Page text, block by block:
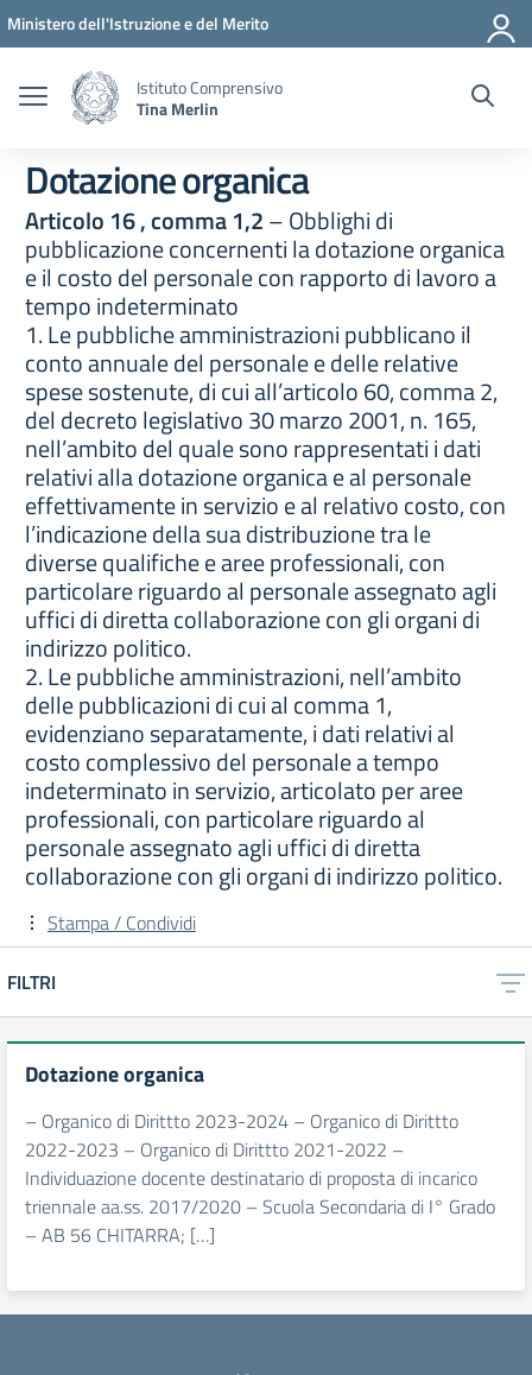
Vai ai contenuti
Vai al menu di navigazione
Vai al footer
Ministero dell'Istruzione e del Merito
Istituto Comprensivo
Tina Merlin
Dotazione organica
Articolo 16 , comma 1,2– Obblighi di
pubblicazione concernenti la dotazione organica
e il costo del personale con rapporto di lavoro a
tempo indeterminato
1. Le pubbliche amministrazioni pubblicano il
conto annuale del personale e delle relative
spese sostenute, di cui all’articolo 60, comma 2,
del decreto legislativo 30 marzo 2001, n. 165,
nell’ambito del quale sono rappresentati i dati
relativi alla dotazione organica e al personale
effettivamente in servizio e al relativo costo, con
l’indicazione della sua distribuzione tra le
diverse qualifiche e aree professionali, con
particolare riguardo al personale assegnato agli
uffici di diretta collaborazione con gli organi di
indirizzo politico.
2. Le pubbliche amministrazioni, nell’ambito
delle pubblicazioni di cui al comma 1,
evidenziano separatamente, i dati relativi al
costo complessivo del personale a tempo
indeterminato in servizio, articolato per aree
professionali, con particolare riguardo al
personale assegnato agli uffici di diretta
collaborazione con gli organi di indirizzo politico.
Stampa / Condividi
FILTRI
Dotazione organica
– Organico di Dirittto 2023-2024 – Organico di Dirittto
2022-2023 – Organico di Dirittto 2021-2022 –
Individuazione docente destinatario di proposta di incarico
triennale aa.ss. 2017/2020 – Scuola Secondaria di I° Grado
– AB 56 CHITARRA; […]